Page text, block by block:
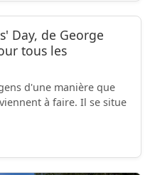
Day, de George
tous les
d'une manière que
à faire. Il se situe